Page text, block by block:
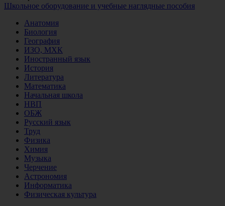
Школьное оборудование и учебные наглядные пособия
Анатомия
Биология
География
ИЗО, МХК
Иностранный язык
История
Литература
Математика
Начальная школа
НВП
ОБЖ
Русский язык
Труд
Физика
Химия
Музыка
Черчение
Астрономия
Информатика
Физическая культура